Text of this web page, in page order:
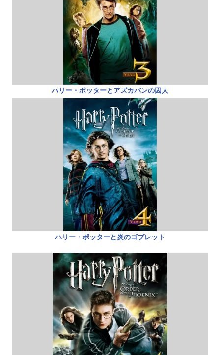
ハリー・ポッターとアズカバンの囚人
ハリー・ポッターと炎のゴブレット